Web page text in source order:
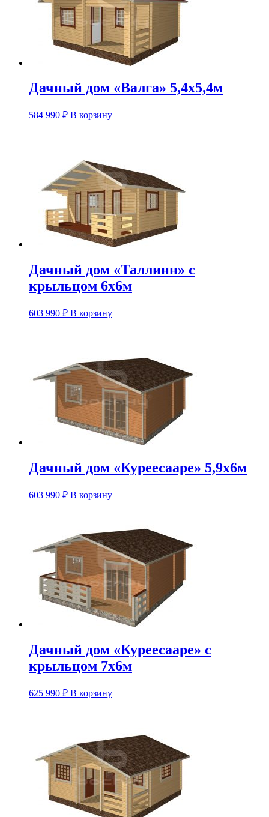
Дачный дом «Валга» 5,4х5,4м
584 990 ₽ В корзину
Дачный дом «Таллинн» с
крыльцом 6х6м
603 990 ₽ В корзину
Дачный дом «Куреесааре» 5,9х6м
603 990 ₽ В корзину
Дачный дом «Куреесааре» с
крыльцом 7х6м
625 990 ₽ В корзину